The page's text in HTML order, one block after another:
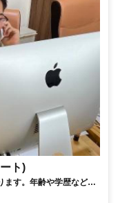
ト)
ます。年齢や学歴など問